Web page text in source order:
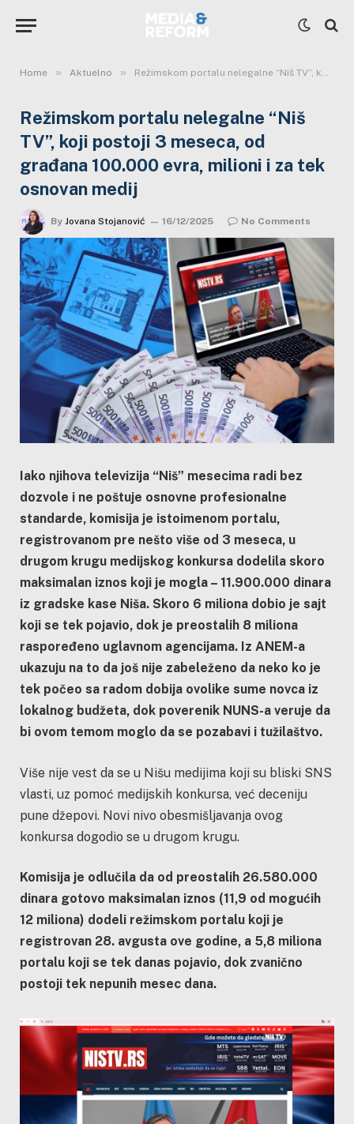
Home » Aktuelno » Režimskom portalu nelegalne “Niš TV”, koji postoji 3 meseca, od građana 100.000 evra, milioni i za tek osnovan medij
Režimskom portalu nelegalne “Niš
TV”, koji postoji 3 meseca, od
građana 100.000 evra, milioni i za tek
osnovan medij
By Jovana Stojanović 16/12/2025 No Comments
Iako njihova televizija “Niš” mesecima radi bez
dozvole i ne poštuje osnovne profesionalne
standarde, komisija je istoimenom portalu,
registrovanom pre nešto više od 3 meseca, u
drugom krugu medijskog konkursa dodelila skoro
maksimalan iznos koji je mogla – 11.900.000 dinara
iz gradske kase Niša. Skoro 6 miliona dobio je sajt
koji se tek pojavio, dok je preostalih 8 miliona
raspoređeno uglavnom agencijama. Iz ANEM-a
ukazuju na to da još nije zabeleženo da neko ko je
tek počeo sa radom dobija ovolike sume novca iz
lokalnog budžeta, dok poverenik NUNS-a veruje da
bi ovom temom moglo da se pozabavi i tužilaštvo.
Više nije vest da se u Nišu medijima koji su bliski SNS
vlasti, uz pomoć medijskih konkursa, već deceniju
pune džepovi. Novi nivo obesmišljavanja ovog
konkursa dogodio se u drugom krugu.
Komisija je odlučila da od preostalih 26.580.000
dinara gotovo maksimalan iznos (11,9 od mogućih
12 miliona) dodeli režimskom portalu koji je
registrovan 28. avgusta ove godine, a 5,8 miliona
portalu koji se tek danas pojavio, dok zvanično
postoji tek nepunih mesec dana.